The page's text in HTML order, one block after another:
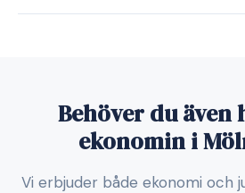
Behöver du även
ekonomin i
Vi erbjuder både ekonomi och